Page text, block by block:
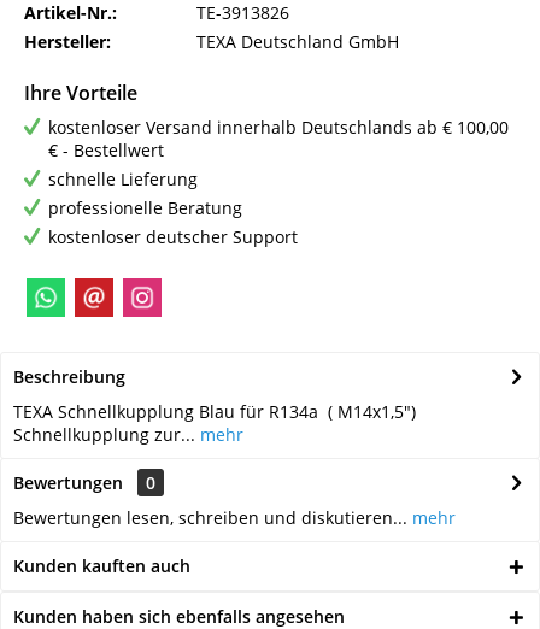
Artikel-Nr.:
TE-3913826
Hersteller:
TEXA Deutschland GmbH
Ihre Vorteile
kostenloser Versand innerhalb Deutschlands ab € 100,00
€ - Bestellwert
schnelle Lieferung
professionelle Beratung
kostenloser deutscher Support
Beschreibung
TEXA Schnellkupplung Blau für R134a ( M14x1,5")
Schnellkupplung zur... mehr
Bewertungen
0
Bewertungen lesen, schreiben und diskutieren... mehr
Kunden kauften auch
Kunden haben sich ebenfalls angesehen